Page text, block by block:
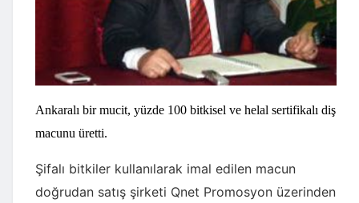
Ankaralı bir mucit, yüzde 100 bitkisel ve helal sertifikalı diş
macunu üretti.
Şifalı bitkiler kullanılarak imal edilen macun
doğrudan satış şirketi Qnet Promosyon üzerinden